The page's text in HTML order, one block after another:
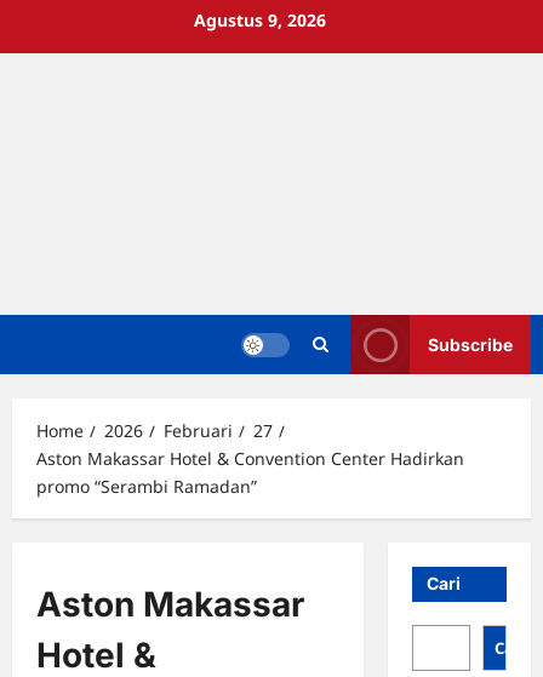
Agustus 9, 2026
Subscribe
Home 2026 Februari
27
Aston Makassar Hotel & Convention Center Hadirkan
promo “Serambi Ramadan”
Aston Makassar
Hotel &
Cari
Cari